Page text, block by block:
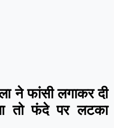
ने फांसी लगाकर दी
तो फंदे पर लटका